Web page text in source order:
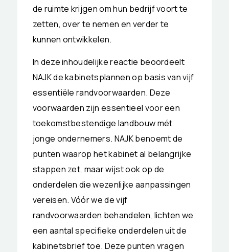
de ruimte krijgen om hun bedrijf voort te
zetten, over te nemen en verder te
kunnen ontwikkelen.
In deze inhoudelijke reactie beoordeelt
NAJK de kabinetsplannen op basis van vijf
essentiële randvoorwaarden. Deze
voorwaarden zijn essentieel voor een
toekomstbestendige landbouw mét
jonge ondernemers. NAJK benoemt de
punten waarop het kabinet al belangrijke
stappen zet, maar wijst ook op de
onderdelen die wezenlijke aanpassingen
vereisen. Vóór we de vijf
randvoorwaarden behandelen, lichten we
een aantal specifieke onderdelen uit de
kabinetsbrief toe. Deze punten vragen